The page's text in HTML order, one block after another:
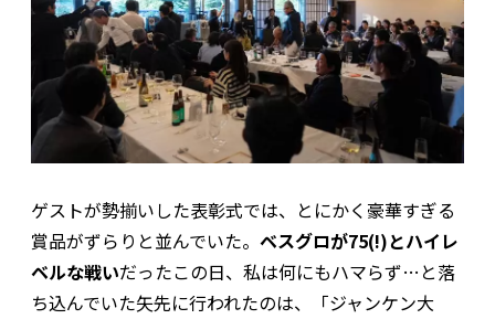
ゲストが勢揃いした表彰式では、とにかく豪華すぎる
賞品がずらりと並んでいた。 ベスグロが75(!)とハイレ
ベルな戦いだったこの日、私は何にもハマらず…と落
ち込んでいた矢先に行われたのは、「ジャンケン大